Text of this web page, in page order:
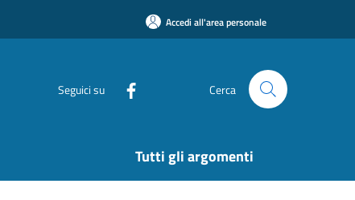
Accedi all'area personale
Seguici su Cerca
Tutti gli argomenti